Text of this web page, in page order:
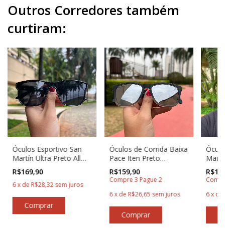
Outros Corredores também
curtiram:
Óculos Esportivo San
Martín Ultra Preto All
Black
R$169,90
6xde R$28,32sem juros
Óculos de Corrida Baixa
Pace Iten Preto
Degradê com Prata
R$159,90
Compre 3 Pague 2
6xde R$26,65 sem juros
6x de